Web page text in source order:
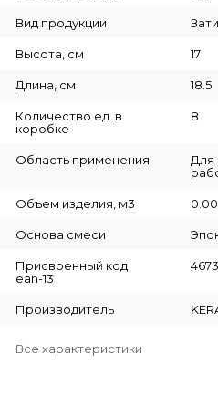
Вид продукции
Высота, см 17
Длина, см 18.5
Количество ед. в
коробке
8
Область применения
Для
Объем изделия, м3
Основа смеси
Присвоенный код
ean-13
Производитель
Все характеристики